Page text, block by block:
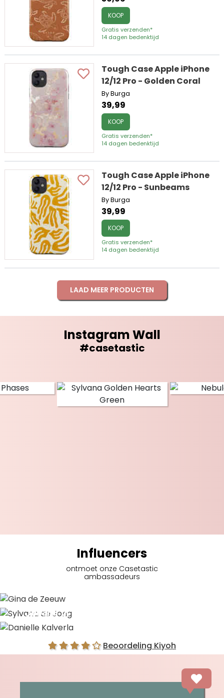
KOOP
Gratis verzenden*
14 dagen bedenktijd
Tough Case Apple iPhone
12/12 Pro - Golden Coral
By Burga
39,99
KOOP
Gratis verzenden*
14 dagen bedenktijd
Tough Case Apple iPhone
12/12 Pro - Sunbeams
By Burga
39,99
KOOP
Gratis verzenden*
14 dagen bedenktijd
LAAD MEER PRODUCTEN
Instagram Wall
#casetastic
Influencers
ontmoet onze Casetastic
ambassadeurs
Sylvana de Jong
Beoordeling Kiyoh